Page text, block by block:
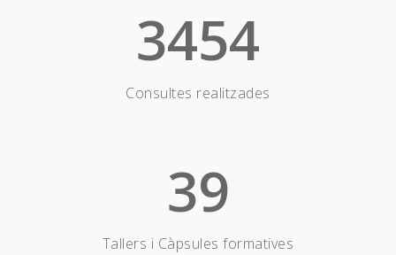
3454
Consultes realitzades
39
Tallers i Càpsules formatives